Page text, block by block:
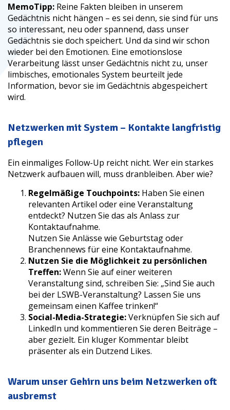
MemoTipp: Reine Fakten bleiben in unserem
Gedächtnis nicht hängen – es sei denn, sie sind für uns
so interessant, neu oder spannend, dass unser
Gedächtnis sie doch speichert. Und da sind wir schon
wieder bei den Emotionen. Eine emotionslose
Verarbeitung lässt unser Gedächtnis nicht zu, unser
limbisches, emotionales System beurteilt jede
Information, bevor sie im Gedächtnis abgespeichert
wird.
Netzwerken mit System – Kontakte langfristig
pflegen
Ein einmaliges Follow-Up reicht nicht. Wer ein starkes
Netzwerk aufbauen will, muss dranbleiben. Aber wie?
Regelmäßige Touchpoints: Haben Sie einen
relevanten Artikel oder eine Veranstaltung
entdeckt? Nutzen Sie das als Anlass zur
Kontaktaufnahme.
Nutzen Sie Anlässe wie Geburtstag oder
Branchennews für eine Kontaktaufnahme.
Nutzen Sie die Möglichkeit zu persönlichen
Treffen:Wenn Sie auf einer weiteren
Veranstaltung sind, schreiben Sie: „Sind Sie auch
bei der LSWB-Veranstaltung? Lassen Sie uns
gemeinsam einen Kaffee trinken!“
Social-Media-Strategie:Verknüpfen Sie sich auf
LinkedIn und kommentieren Sie deren Beiträge –
aber gezielt. Ein kluger Kommentar bleibt
präsenter als ein Dutzend Likes.
Warum unser Gehirn uns beim Netzwerken oft
ausbremst